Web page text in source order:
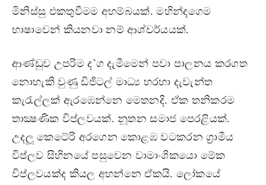
මිනිස්සු එකතුවීමම අහම්බයක්. මහින්දගෙම
භාෂාවෙන් කියනවා නම් ආශ්චර්යයක්.
ආණ්ඩුව උපරිම ද`ග දැමීමෙන් පවා පාලනය කරගත
නොහැකි වුණු ඩිජිටල් මාධ්‍ය හරහා දැවැන්ත
කැරැල්ලක් ඇරඹෙන්නෙ මෙතනදි. ඒක තනිකරම
තාක්‍ෂණික විප්ලවයක්. නූතන සමාජ පෙරළියක්.
උදලූ කෙටේරි අරගෙන කොළඹ වටකරන ග‍්‍රාමීය
විප්ලව සිහිනයේ පසුවෙන වාමාංශිකයො මේක
විප්ලවයක්ද කියල අහන්නෙ ඒකයි. ලෝකයේ